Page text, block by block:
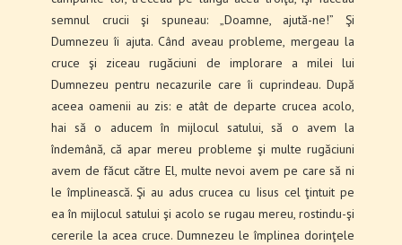
semnul crucii şi spuneau: „Doamne, ajută-ne!” Şi
Dumnezeu îi ajuta. Când aveau probleme, mergeau la
cruce şi ziceau rugăciuni de implorare a milei lui
Dumnezeu pentru necazurile care îi cuprindeau. După
aceea oamenii au zis: e atât de departe crucea acolo,
hai să o aducem în mijlocul satului, să o avem la
îndemână, că apar mereu probleme şi multe rugăciuni
avem de făcut către El, multe nevoi avem pe care să ni
le împlinească. Şi au adus crucea cu Iisus cel ţintuit pe
ea în mijlocul satului şi acolo se rugau mereu, rostindu-şi
cererile la acea cruce. Dumnezeu le împlinea dorinţele